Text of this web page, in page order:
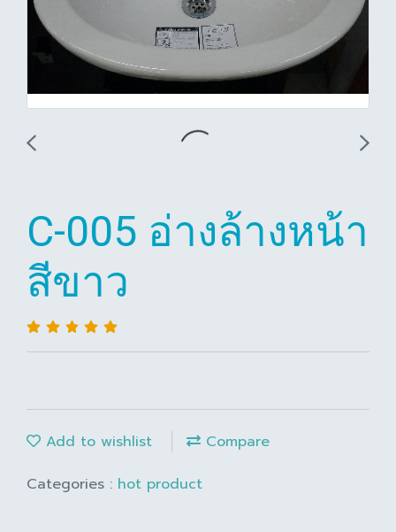
C-005 อ่างล้างหน้า
สีขาว
Add to wishlist
Compare
Categories : hot product